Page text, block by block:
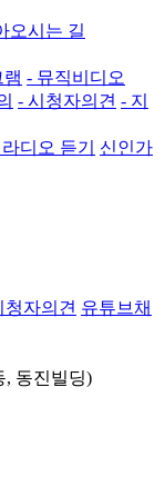
오시는 길
- 뮤직비디오
- 시청자의견 - 지
디오 듣기
신인가
청자의견 유튜브채
, 동진빌딩)